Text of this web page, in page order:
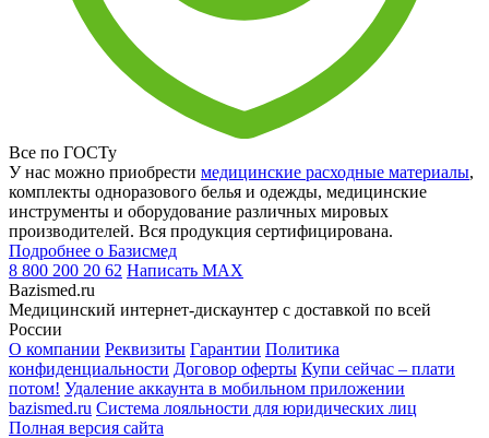
Все по ГОСТу
У нас можно приобрести медицинские расходные материалы,
комплекты одноразового белья и одежды, медицинские
инструменты и оборудование различных мировых
производителей. Вся продукция сертифицирована.
Подробнее о Базисмед
8 800 200 20 62 Написать MAX
Bazismed.ru
Медицинский интернет-дискаунтер с доставкой по всей
России
О компании Реквизиты Гарантии Политика
конфиденциальности Договор оферты Купи сейчас – плати
потом! Удаление аккаунта в мобильном приложении
bazismed.ru Система лояльности для юридических лиц
Полная версия сайта